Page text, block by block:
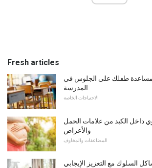
Fresh articles
طفلك على الجلوس في
المدرسة
الاحتياجات الخاصة
داخل الكبد من علامات الحمل
والأعراض
المضاعفات والمخاوف
السلوك مع التعزيز الإيجابي